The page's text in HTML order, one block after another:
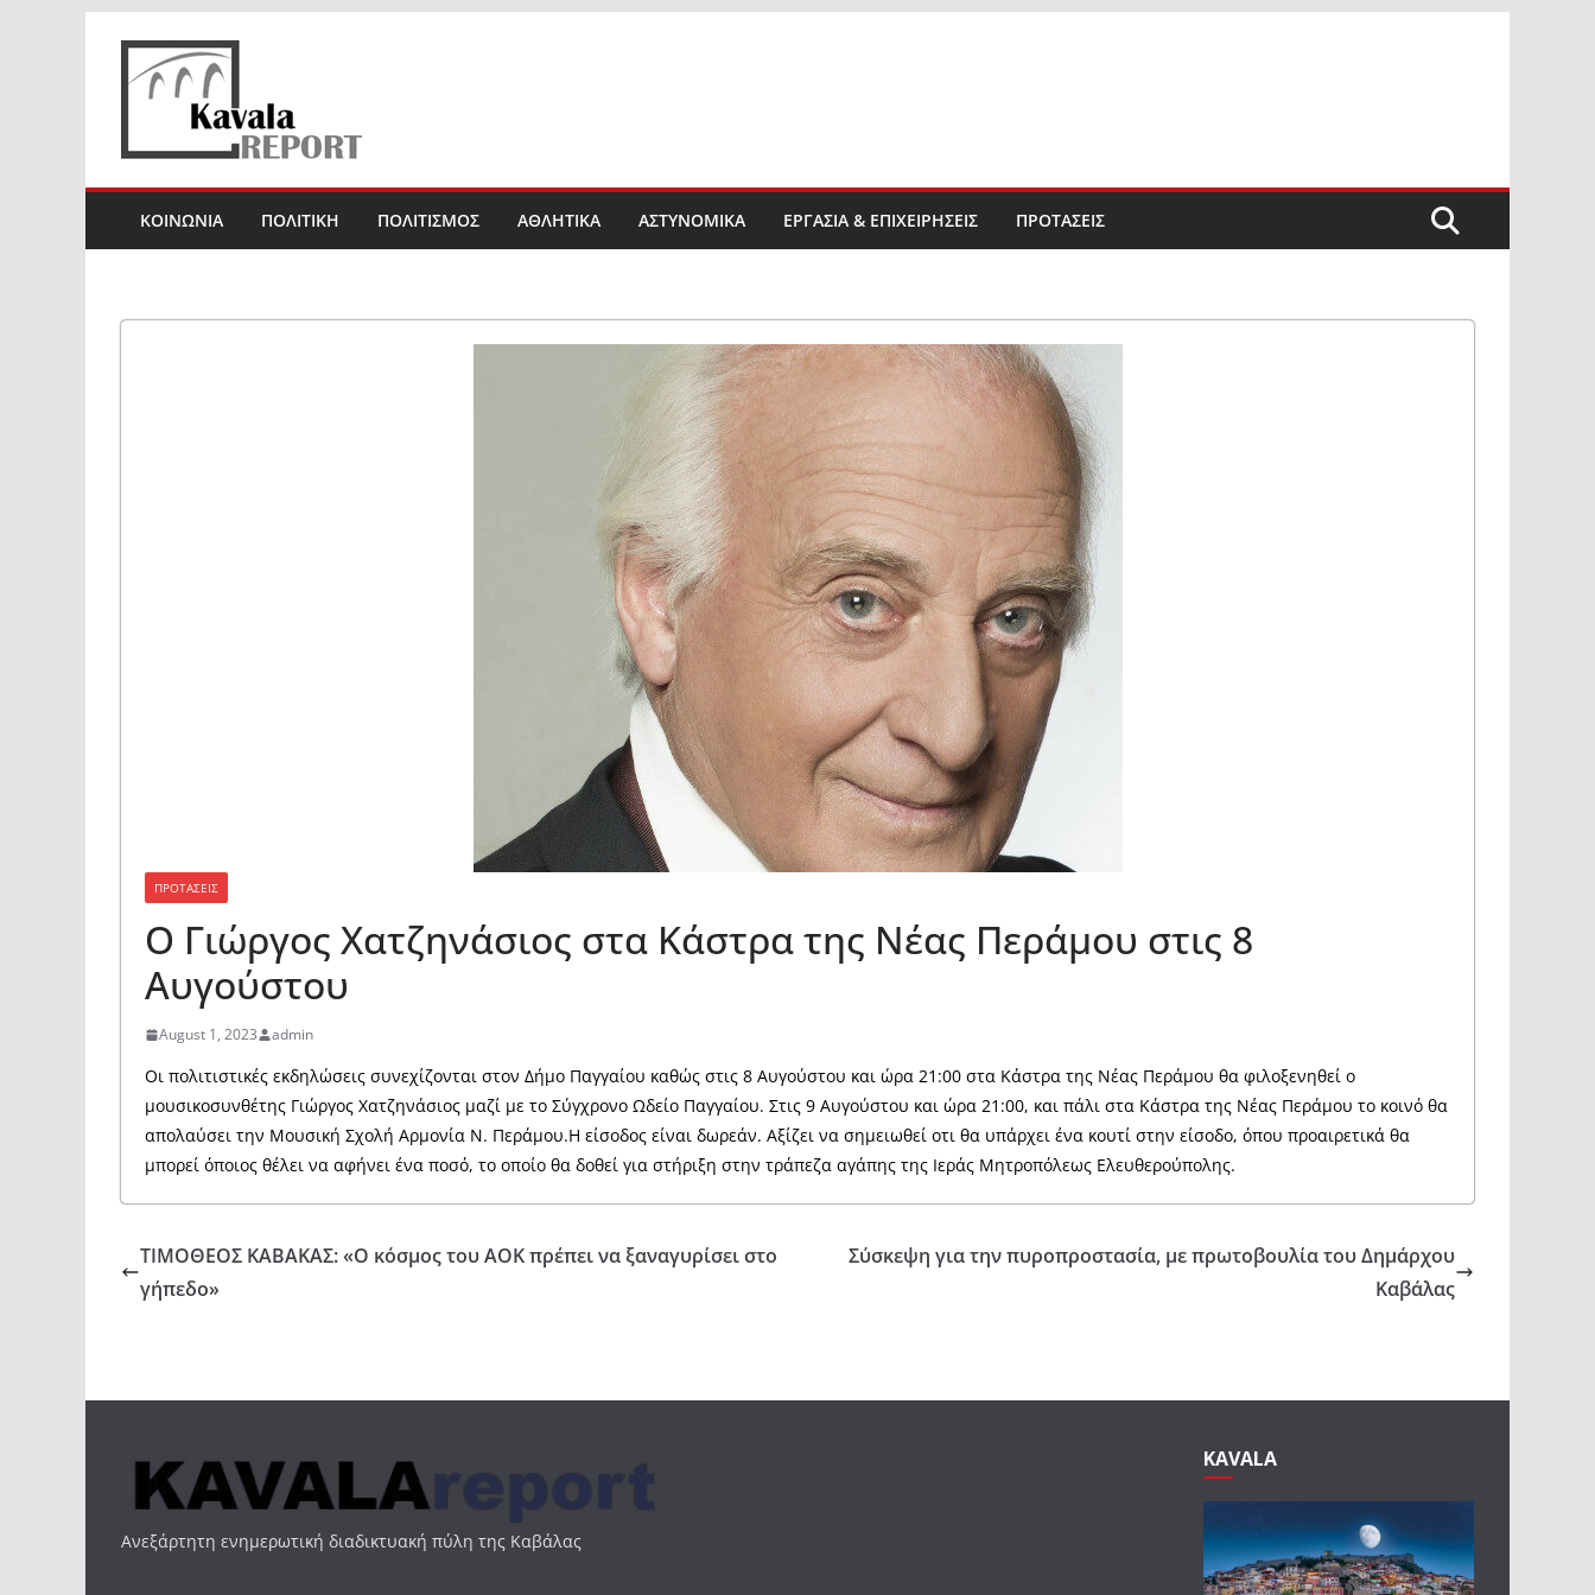
content
ΚΟΙΝΩΝΙΑ ΠΟΛΙΤΙΚΗ ΠΟΛΙΤΙΣΜΟΣ ΑΘΛΗΤΙΚΑ ΑΣΤΥΝΟΜΙΚΑ ΕΡΓΑΣΙΑ & ΕΠΙΧΕΙΡΗΣΕΙΣ ΠΡΟΤΑΣΕΙΣ
ΠΡΟΤΑΣΕΙΣ
Ο Γιώργος Χατζηνάσιος στα Κάστρα της Νέας Περάμου στις 8
Αυγούστου
August 1, 2023 admin
Οι πολιτιστικές εκδηλώσεις συνεχίζονται στον Δήμο Παγγαίου καθώς στις 8 Αυγούστου και ώρα 21:00 στα Κάστρα της Νέας Περάμου θα φιλοξενηθεί ο
μουσικοσυνθέτης Γιώργος Χατζηνάσιος μαζί με το Σύγχρονο Ωδείο Παγγαίου. Στις 9 Αυγούστου και ώρα 21:00, και πάλι στα Κάστρα της Νέας Περάμου το κοινό θα
απολαύσει την Μουσική Σχολή Αρμονία Ν. Περάμου.Η είσοδος είναι δωρεάν. Αξίζει να σημειωθεί οτι θα υπάρχει ένα κουτί στην είσοδο, όπου προαιρετικά θα
μπορεί όποιος θέλει να αφήνει ένα ποσό, το οποίο θα δοθεί για στήριξη στην τράπεζα αγάπης της Ιεράς Μητροπόλεως Ελευθερούπολης.
ΤΙΜΟΘΕΟΣ ΚΑΒΑΚΑΣ: «Ο κόσμος του ΑΟΚ πρέπει να ξαναγυρίσει στο
γήπεδο»
Σύσκεψη για την πυροπροστασία, με πρωτοβουλία του Δημάρχου
Καβάλας
Ανεξάρτητη ενημερωτική διαδικτυακή πύλη της Καβάλας
KAVALA